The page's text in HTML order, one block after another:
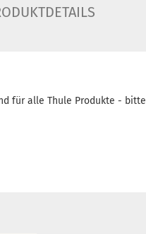
für alle Thule Produkte - bitte